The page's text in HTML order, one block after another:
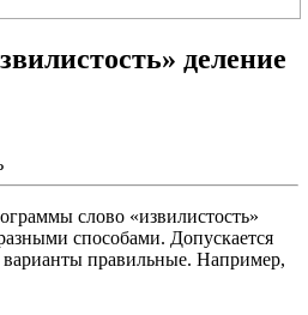
деление
слово «извилистость»
способами. Допускается
варианты правильные. Например,